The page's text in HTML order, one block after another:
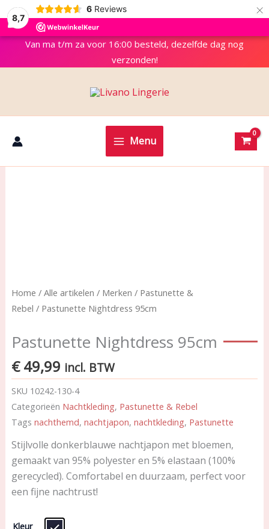
8,7
6 Reviews ×
Van ma t/m za voor 16:00 besteld, dezelfde dag nog
verzonden!
Menu
Home / Alle artikelen / Merken / Pastunette &
Rebel / Pastunette Nightdress 95cm
Pastunette Nightdress 95cm
€49,99 incl. BTW
SKU 10242-130-4
Categorieën Nachtkleding, Pastunette & Rebel
Tags nachthemd, nachtjapon, nachtkleding, Pastunette
Stijlvolle donkerblauwe nachtjapon met bloemen,
gemaakt van 95% polyester en 5% elastaan (100%
gerecycled). Comfortabel en duurzaam, perfect voor
een fijne nachtrust!
Kleur
Pastunette